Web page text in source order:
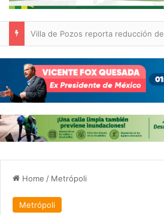
Home / Metrópoli
Metrópoli